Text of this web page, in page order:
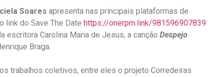
Soares apresenta nas principais plataformas de
link do Save The Date https://onerpm.link/981596907839.
escritora Carolina Maria de Jesus, a canção Despejo
Braga.
trabalhos coletivos, entre eles o projeto Corredeiras